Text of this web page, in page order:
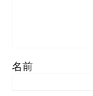
名前